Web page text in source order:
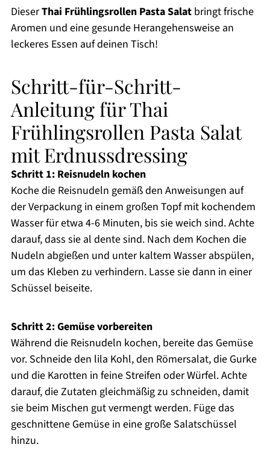
DieserThai Frühlingsrollen Pasta Salatbringt frische
Aromen und eine gesunde Herangehensweise an
leckeres Essen auf deinen Tisch!
Schritt-für-Schritt-
Anleitung für Thai
Frühlingsrollen Pasta Salat
mit Erdnussdressing
Schritt 1: Reisnudeln kochen
Koche die Reisnudeln gemäß den Anweisungen auf
der Verpackung in einem großen Topf mit kochendem
Wasser für etwa 4-6 Minuten, bis sie weich sind. Achte
darauf, dass sie al dente sind. Nach dem Kochen die
Nudeln abgießen und unter kaltem Wasser abspülen,
um das Kleben zu verhindern. Lasse sie dann in einer
Schüssel beiseite.
Schritt 2: Gemüse vorbereiten
Während die Reisnudeln kochen, bereite das Gemüse
vor. Schneide den lila Kohl, den Römersalat, die Gurke
und die Karotten in feine Streifen oder Würfel. Achte
darauf, die Zutaten gleichmäßig zu schneiden, damit
sie beim Mischen gut vermengt werden. Füge das
geschnittene Gemüse in eine große Salatschüssel
hinzu.